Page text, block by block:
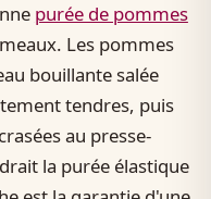
purée de pommes
Les pommes
bouillante salée
tendres, puis
au presse-
la purée élastique